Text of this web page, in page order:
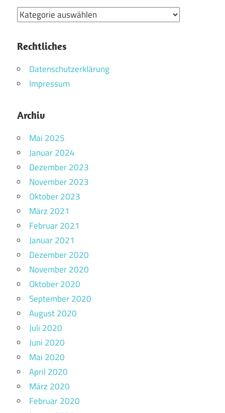
Kategorien
Rechtliches
Datenschutzerklärung
Impressum
Archiv
Mai 2025
Januar 2024
Dezember 2023
November 2023
Oktober 2023
März 2021
Februar 2021
Januar 2021
Dezember 2020
November 2020
Oktober 2020
September 2020
August 2020
Juli 2020
Juni 2020
Mai 2020
April 2020
März 2020
Februar 2020